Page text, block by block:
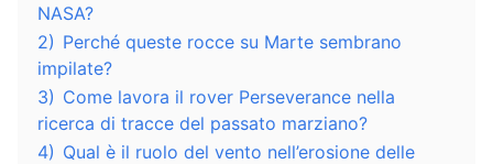
NASA?
2) Perché queste rocce su Marte sembrano
impilate?
3) Come lavora il rover Perseverance nella
ricerca di tracce del passato marziano?
4) Qual è il ruolo del vento nell’erosione delle